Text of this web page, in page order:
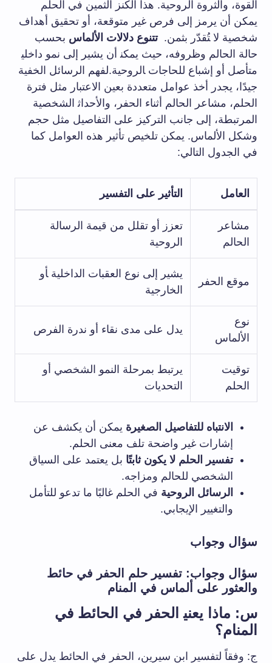
القوة،⁣ والثروة ‌الروحية. هذا الكنز الثمين في الحلم
يمكن أن يرمز إلى فرص غير متوقعة، أو ⁢تحقيق أهداف
شخصية لا ‍تُقدّر بثمن. ⁤تتنوع دلالات الألماس بحسب
حالة الحالم وظروفه، حيث يمكن‍ أن ⁣يشير إلى نمو ⁤داخلي‍
متأصل أو إشباع​ للحاجات ‍الروحية.لفهم ⁤الرسائل الخفية
جيدًا، يجدر أخذ عوامل ⁣متعددة ⁤بعين الاعتبار ‌مثل‌ فترة
الحلم، مشاعر ⁢الحالم ‌أثناء الحفر، والأحداث‍ الشخصية‌
المرتبطة، إلى جانب ⁣التركيز ⁣على التفاصيل مثل حجم
وشكل الألماس. يمكن تلخيص تأثير ⁢هذه العوامل كما
⁣في الجدول التالي:
العامل التأثير على التفسير
مشاعر
الحالم
تعزز ​أو⁢ تقلل‌ من قيمة‍ الرسالة‍
الروحية
موقع الحفر
يشير⁣ إلى نوع‌ العقبات ‌الداخلية ‍أو
الخارجية
نوع
⁤الألماس
يدل ⁣على مدى نقاء أو​ ندرة الفرص
توقيت
الحلم
يرتبط بمرحلة النمو الشخصي أو​
التحديات
الانتباه للتفاصيل الصغيرة يمكن أن يكشف عن
إشارات غير واضحة تلف معنى الحلم.
تفسير الحلم ⁣لا⁢ يكون ثابتًا ⁣بل يعتمد على السياق
الشخصي​ للحالم⁣ ومزاجه.
الرسائل ⁢الروحية في الحلم غالبًا ما تدعو ⁤للتأمل
والتغيير الإيجابي.
سؤال وجواب
سؤال ⁤وجواب: تفسير حلم الحفر في‌ حائط
والعثور على​ ألماس‌ في المنام
س: ماذا يعني‍ الحفر في الحائط في
المنام؟
ج:‍ وفقاً​ لتفسير ابن سيرين، الحفر في الحائط يدل ⁢على